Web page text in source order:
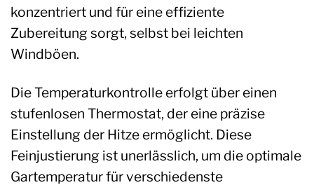
konzentriert und für eine effiziente
Zubereitung sorgt, selbst bei leichten
Windböen.
Die Temperaturkontrolle erfolgt über einen
stufenlosen Thermostat, der eine präzise
Einstellung der Hitze ermöglicht. Diese
Feinjustierung ist unerlässlich, um die optimale
Gartemperatur für verschiedenste